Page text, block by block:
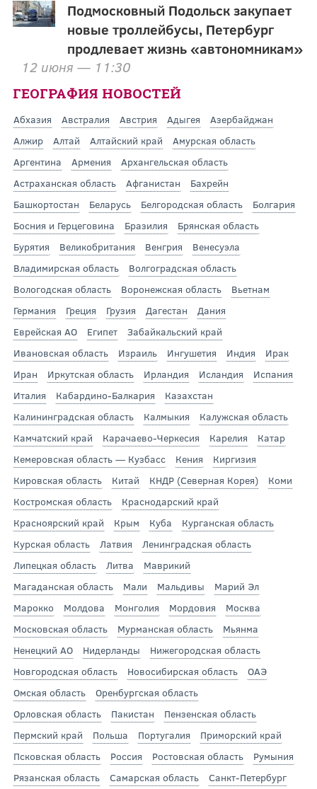
Подмосковный Подольск закупает
новые троллейбусы, Петербург
продлевает жизнь «автономникам»
12 июня — 11:30
ГЕОГРАФИЯ НОВОСТЕЙ
Абхазия Австралия Австрия Адыгея
Азербайджан
Алжир
Алтай Алтайский край
Амурская область
Аргентина
Армения
Архангельская область
Астраханская область
Афганистан
Бахрейн
Башкортостан
Беларусь Белгородская область
Болгария
Босния и Герцеговина
Бразилия
Брянская область
Бурятия
Великобритания Венгрия
Венесуэла
Владимирская область
Волгоградская область
Вологодская область
Воронежская область
Вьетнам
Германия
Греция Грузия Дагестан
Дания
Еврейская АО
Египет
Забайкальский край
Ивановская область
Израиль Ингушетия Индия
Ирак
Иран
Иркутская область Ирландия Исландия
Испания
Италия
Кабардино-Балкария
Казахстан
Калининградская область
Калмыкия
Калужская область
Камчатский край
Карачаево-Черкесия Карелия
Катар
Кемеровская область — Кузбасс
Кения
Киргизия
Кировская область
Китай КНДР (Северная Корея)
Коми
Костромская область
Краснодарский край
Красноярский край
Крым Куба
Курганская область
Курская область
Латвия
Ленинградская область
Липецкая область
Литва
Маврикий
Магаданская область
Мали Мальдивы
Марий Эл
Марокко
Молдова Монголия Мордовия
Москва
Московская область
Мурманская область
Мьянма
Ненецкий АО
Нидерланды
Нижегородская область
Новгородская область
Новосибирская область
ОАЭ
Омская область
Оренбургская область
Орловская область
Пакистан
Пензенская область
Пермский край
Польша Португалия
Приморский край
Псковская область
Россия Ростовская область
Румыния
Рязанская область
Самарская область
Санкт-Петербург